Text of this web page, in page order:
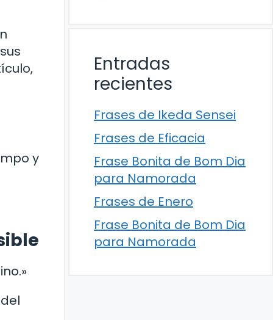
y
Entradas
recientes
Frases de Ikeda Sensei
Frases de Eficacia
Frase Bonita de Bom Dia
para Namorada
Frases de Enero
Frase Bonita de Bom Dia
para Namorada